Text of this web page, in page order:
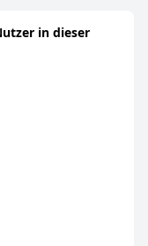
in dieser